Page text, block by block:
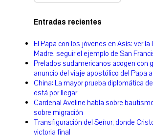
Entradas recientes
El Papa con los jóvenes en Asís: ver la
Madre, seguir el ejemplo de San
Prelados sudamericanos acogen con
anuncio del viaje apostólico del Papa
China: La mayor prueba diplomática
está por llegar
Cardenal Aveline habla sobre
sobre migración
Transfiguración del Señor, donde
victoria final